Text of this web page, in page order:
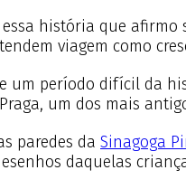
história que afirmo
viagem como
um período difícil da
um dos mais
paredes da Sinagoga
daquelas